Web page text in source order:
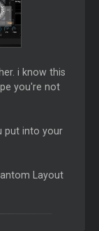
i know this
you're not
put into your
Layout